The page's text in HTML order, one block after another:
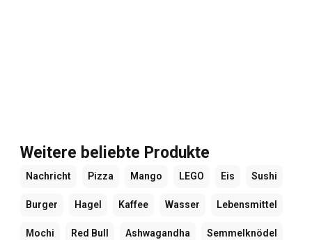
Weitere beliebte Produkte
Nachricht Pizza Mango LEGO Eis Sushi
Burger Hagel Kaffee Wasser Lebensmittel
Mochi Red Bull Ashwagandha Semmelknödel